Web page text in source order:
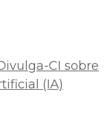
CI sobre
(IA)